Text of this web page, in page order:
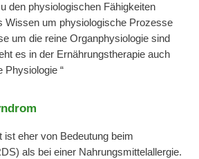
den physiologischen Fähigkeiten
Wissen um physiologische Prozesse
um die reine Organphysiologie sind
es in der Ernährungstherapie auch
Physiologie “
ist eher von Bedeutung beim
als bei einer Nahrungsmittelallergie.